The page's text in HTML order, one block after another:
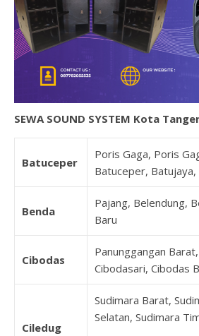
SEWA SOUND SYSTEM Kota
Batuceper
Poris Gaga, Poris
Batuceper, Batujaya,
Benda
Pajang, Belendung,
Baru
Cibodas
Panunggangan
Cibodasari, Cibodas
Ciledug
Sudimara Barat,
Selatan, Sudimara